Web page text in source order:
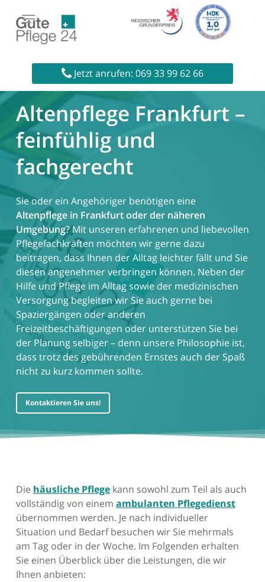
main
Jetzt anrufen: 069 33 99 62 66
Startseite»Altenpflege
Altenpflege Frankfurt –
feinfühlig und
fachgerecht
Sie oder ein Angehöriger benötigen eine
Altenpflege in Frankfurt oder der näheren
Umgebung? Mit unseren erfahrenen und liebevollen
Pflegefachkräften möchten wir gerne dazu
beitragen, dass Ihnen der Alltag leichter fällt und Sie
diesen angenehmer verbringen können. Neben der
Hilfe und Pflege im Alltag sowie der medizinischen
Versorgung begleiten wir Sie auch gerne bei
Spaziergängen oder anderen
Freizeitbeschäftigungen oder unterstützen Sie bei
der Planung selbiger – denn unsere Philosophie ist,
dass trotz des gebührenden Ernstes auch der Spaß
nicht zu kurz kommen sollte.
Kontaktieren Sie uns!
Die häusliche Pflegekann sowohl zum Teil als auch
vollständig von einem ambulanten Pflegedienst
übernommen werden. Je nach individueller
Situation und Bedarf besuchen wir Sie mehrmals
am Tag oder in der Woche. Im Folgenden erhalten
Sie einen Überblick über die Leistungen, die wir
Ihnen anbieten: